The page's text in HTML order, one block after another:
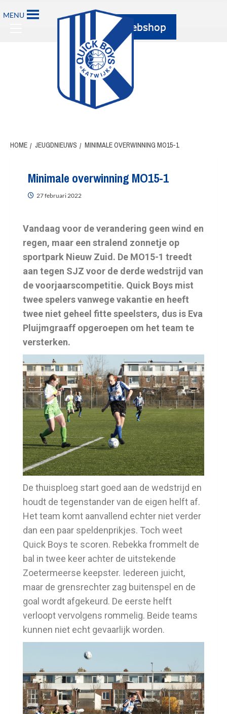
MENU
HOME JEUGDNIEUWS MINIMALE OVERWINNING MO15-1
Minimale overwinning MO15-1
27 februari 2022
Vandaag voor de verandering geen wind en
regen, maar een stralend zonnetje op
sportpark Nieuw Zuid. De MO15-1 treedt
aan tegen SJZ voor de derde wedstrijd van
de voorjaarscompetitie. Quick Boys mist
twee spelers vanwege vakantie en heeft
twee niet geheel fitte speelsters, dus is Eva
Pluijmgraaff opgeroepen om het team te
versterken.
De thuisploeg start goed aan de wedstrijd en
houdt de tegenstander van de eigen helft af.
Het team komt aanvallend echter niet verder
dan een paar speldenprikjes. Toch weet
Quick Boys te scoren. Rebekka frommelt de
bal in twee keer achter de uitstekende
Zoetermeerse keepster. Iedereen juicht,
maar de grensrechter zag buitenspel en de
goal wordt afgekeurd. De eerste helft
verloopt vervolgens rommelig. Beide teams
kunnen niet echt gevaarlijk worden.